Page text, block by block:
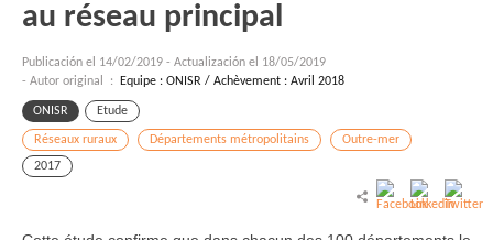
au réseau principal
Publicación el 14/02/2019 - Actualización el 18/05/2019
- Autor original :
Equipe : ONISR / Achèvement : Avril 2018
ONISR Etude
Réseaux ruraux Départements métropolitains
Outre-mer
2017